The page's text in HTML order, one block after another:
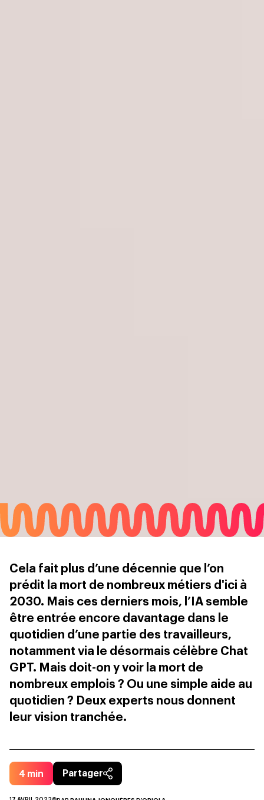
Cela fait plus d’une décennie que l’on
prédit la mort de nombreux métiers d'ici à
2030. Mais ces derniers mois, l’IA semble
être entrée encore davantage dans le
quotidien d’une partie des travailleurs,
notamment via le désormais célèbre Chat
GPT. Mais doit-on y voir la mort de
nombreux emplois ? Ou une simple aide au
quotidien ? Deux experts nous donnent
leur vision tranchée.
4 min Partager